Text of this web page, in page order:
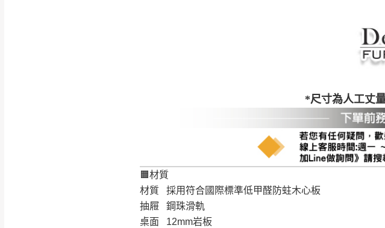
*尺寸為人工丈
🟧材質
材質 採用符合國際標準低甲醛防蛀木心板
抽屜 鋼珠滑軌
桌面 12mm岩板